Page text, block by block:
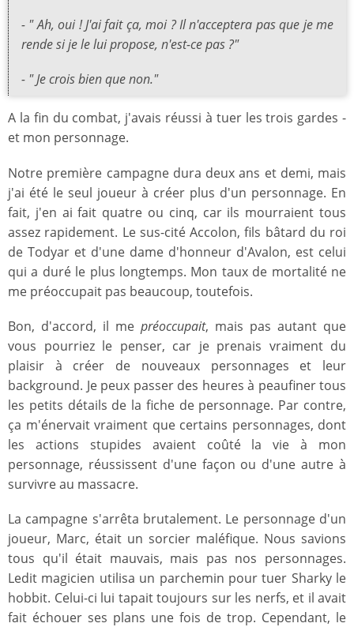
- " Ah, oui ! J'ai fait ça, moi ? Il n'acceptera pas que je me
rende si je le lui propose, n'est-ce pas ?"
- " Je crois bien que non."
A la fin du combat, j'avais réussi à tuer les trois gardes -
et mon personnage.
Notre première campagne dura deux ans et demi, mais
j'ai été le seul joueur à créer plus d'un personnage. En
fait, j'en ai fait quatre ou cinq, car ils mourraient tous
assez rapidement. Le sus-cité Accolon, fils bâtard du roi
de Todyar et d'une dame d'honneur d'Avalon, est celui
qui a duré le plus longtemps. Mon taux de mortalité ne
me préoccupait pas beaucoup, toutefois.
Bon, d'accord, il me préoccupait, mais pas autant que
vous pourriez le penser, car je prenais vraiment du
plaisir à créer de nouveaux personnages et leur
background. Je peux passer des heures à peaufiner tous
les petits détails de la fiche de personnage. Par contre,
ça m'énervait vraiment que certains personnages, dont
les actions stupides avaient coûté la vie à mon
personnage, réussissent d'une façon ou d'une autre à
survivre au massacre.
La campagne s'arrêta brutalement. Le personnage d'un
joueur, Marc, était un sorcier maléfique. Nous savions
tous qu'il était mauvais, mais pas nos personnages.
Ledit magicien utilisa un parchemin pour tuer Sharky le
hobbit. Celui-ci lui tapait toujours sur les nerfs, et il avait
fait échouer ses plans une fois de trop. Cependant, le